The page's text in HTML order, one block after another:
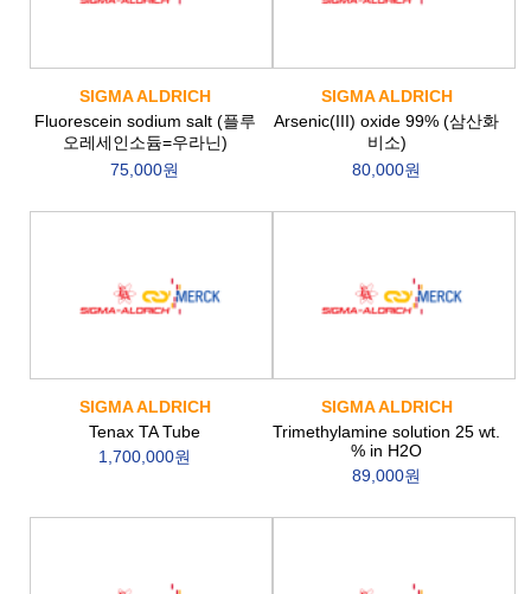
SIGMA ALDRICH
Fluorescein sodium salt (플루
오레세인소듐=우라닌)
75,000원
SIGMA ALDRICH
Arsenic(III) oxide 99% (삼산화
비소)
80,000원
SIGMA ALDRICH
Tenax TA Tube
1,700,000원
SIGMA ALDRICH
Trimethylamine solution 25 wt.
% in H2O
89,000원